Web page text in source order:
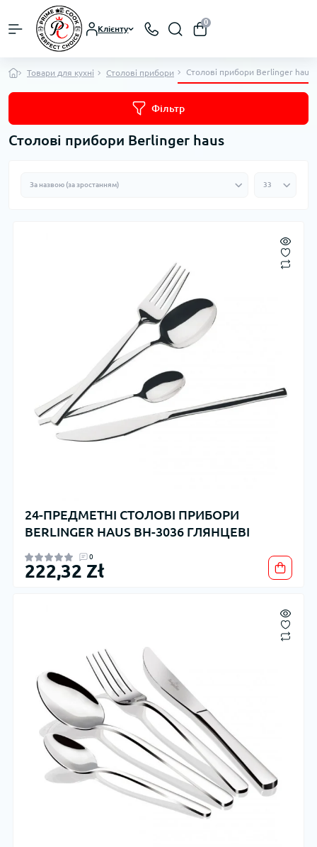
Клієнту
0
Товари для кухні Столові прибори Столові прибори Berlinger haus
Фільтр
Столові прибори Berlinger haus
24-ПРЕДМЕТНІ СТОЛОВІ ПРИБОРИ
BERLINGER HAUS BH-3036 ГЛЯНЦЕВІ
0
222,32 Zł